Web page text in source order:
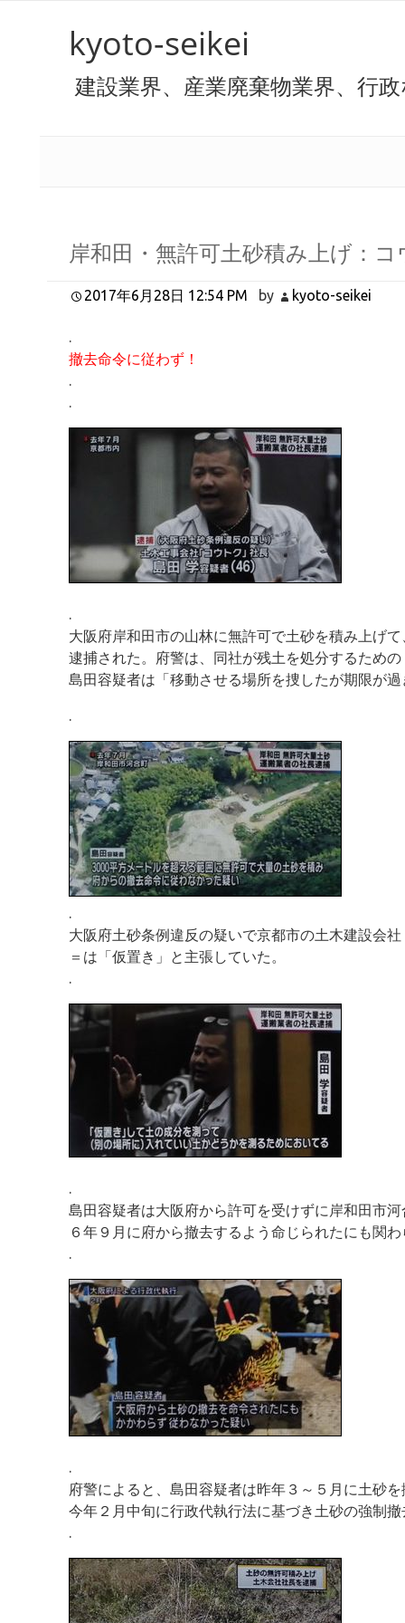
kyoto-seikei
建設業界、産業廃棄物業界、行
岸和田・無許可土砂積み上げ：
2017年6月28日 12:54 PM by kyoto-seikei
.
撤去命令に従わず！
.
.
.
大阪府岸和田市の山林に無許可で土砂を積み上げ
逮捕された。府警は、同社が残土を処分するため
島田容疑者は「移動させる場所を捜したが期限が
.
.
大阪府土砂条例違反の疑いで京都市の土木建設会
＝は「仮置き」と主張していた。
.
.
島田容疑者は大阪府から許可を受けずに岸和田市
６年９月に府から撤去するよう命じられたにも関
.
.
府警によると、島田容疑者は昨年３～５月に土砂
今年２月中旬に行政代執行法に基づき土砂の強制
.